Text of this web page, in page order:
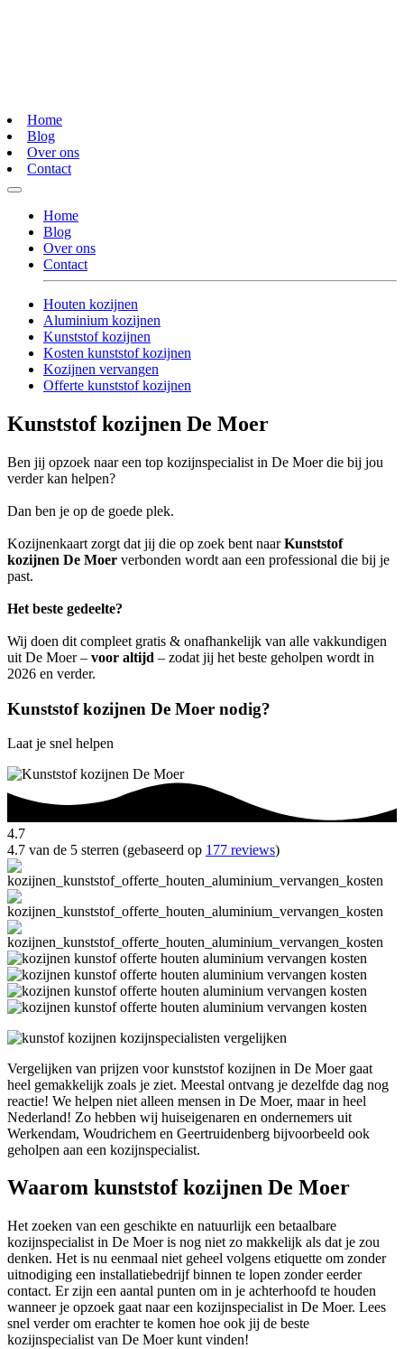
Home
Blog
Over ons
Contact
Home
Blog
Over ons
Contact
Houten kozijnen
Aluminium kozijnen
Kunststof kozijnen
Kosten kunststof kozijnen
Kozijnen vervangen
Offerte kunststof kozijnen
Kunststof kozijnen De Moer
Ben jij opzoek naar een top kozijnspecialist in De Moer die bij jou
verder kan helpen?
Dan ben je op de goede plek.
Kozijnenkaart zorgt dat jij die op zoek bent naarKunststof
kozijnen De Moer verbonden wordt aan een professional die bij je
past.
Het beste gedeelte?
Wij doen dit compleet gratis & onafhankelijk van alle vakkundigen
uit De Moer – voor altijd – zodat jij het beste geholpen wordt in
2026 en verder.
Kunststof kozijnen De Moer nodig?
Laat je snel helpen
4.7
4.7 van de 5 sterren (gebaseerd op 177 reviews)
Vergelijken van prijzen voor kunststof kozijnen in De Moer gaat
heel gemakkelijk zoals je ziet. Meestal ontvang je dezelfde dag nog
reactie! We helpen niet alleen mensen in De Moer, maar in heel
Nederland! Zo hebben wij huiseigenaren en ondernemers uit
Werkendam, Woudrichem en Geertruidenberg bijvoorbeeld ook
geholpen aan een kozijnspecialist.
Waarom kunststof kozijnen De Moer
Het zoeken van een geschikte en natuurlijk een betaalbare
kozijnspecialist in De Moer is nog niet zo makkelijk als dat je zou
denken. Het is nu eenmaal niet geheel volgens etiquette om zonder
uitnodiging een installatiebedrijf binnen te lopen zonder eerder
contact. Er zijn een aantal punten om in je achterhoofd te houden
wanneer je opzoek gaat naar een kozijnspecialist in De Moer. Lees
snel verder om erachter te komen hoe ook jij de beste
kozijnspecialist van De Moer kunt vinden!